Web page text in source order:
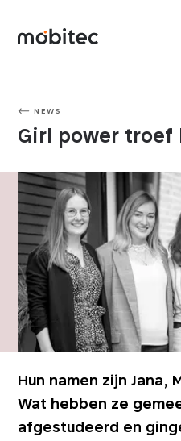
NEWS
Girl power
Hun namen zijn Jana,
Wat hebben ze
afgestudeerd en